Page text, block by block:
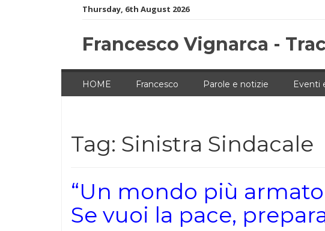
Thursday, 6th August 2026
Francesco Vignarca -
HOME Francesco Parole e notizie Eventi
Tag: Sinistra Sindacale
“Un mondo più
Se vuoi la pace,